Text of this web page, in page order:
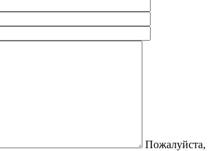
Пожалуйста,